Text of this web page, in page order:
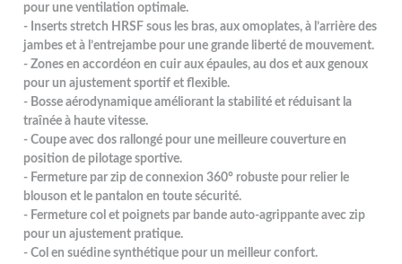
pour une ventilation optimale.
- Inserts stretch HRSF sous les bras, aux omoplates, à l’arrière des
jambes et à l’entrejambe pour une grande liberté de mouvement.
- Zones en accordéon en cuir aux épaules, au dos et aux genoux
pour un ajustement sportif et flexible.
- Bosse aérodynamique améliorant la stabilité et réduisant la
traînée à haute vitesse.
- Coupe avec dos rallongé pour une meilleure couverture en
position de pilotage sportive.
- Fermeture par zip de connexion 360° robuste pour relier le
blouson et le pantalon en toute sécurité.
- Fermeture col et poignets par bande auto-agrippante avec zip
pour un ajustement pratique.
- Col en suédine synthétique pour un meilleur confort.